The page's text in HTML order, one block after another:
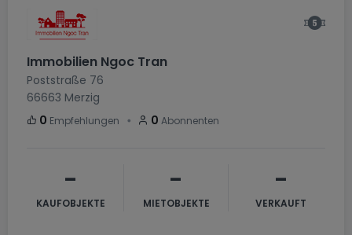
Immobilien Ngoc Tran
Poststraße 76
66663 Merzig
0 Empfehlungen ・ 0 Abonnenten
-
KAUFOBJEKTE
-
MIETOBJEKTE
-
VERKAUFT